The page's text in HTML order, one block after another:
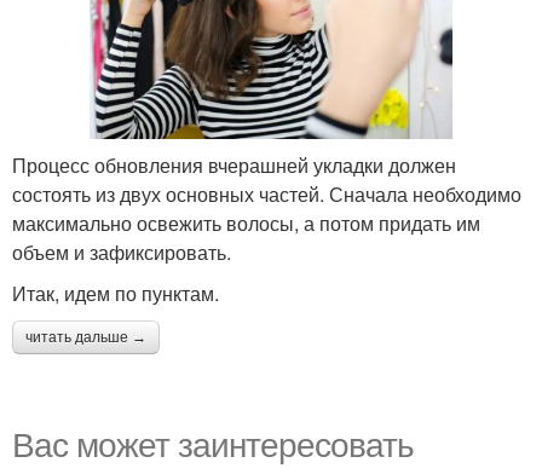
Процесс обновления вчерашней укладки должен
состоять из двух основных частей. Сначала необходимо
максимально освежить волосы, а потом придать им
объем и зафиксировать.
Итак, идем по пунктам.
читать дальше →
Вас может заинтересовать